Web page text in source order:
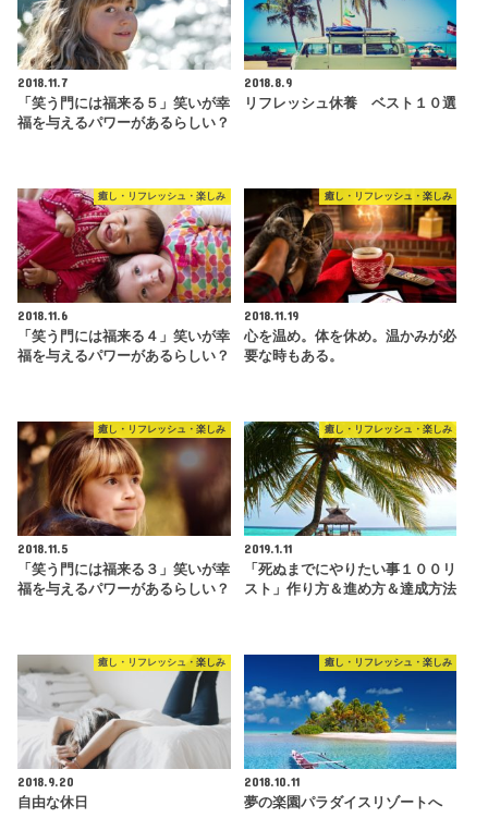
2018.11.7
「笑う門には福来る５」笑いが幸
福を与えるパワーがあるらしい？
2018.8.9
リフレッシュ休養 ベスト１０選
癒し・リフレッシュ・楽しみ
2018.11.6
「笑う門には福来る４」笑いが幸
福を与えるパワーがあるらしい？
癒し・リフレッシュ・楽しみ
2018.11.19
心を温め。体を休め。温かみが必
要な時もある。
癒し・リフレッシュ・楽しみ
2018.11.5
「笑う門には福来る３」笑いが幸
福を与えるパワーがあるらしい？
癒し・リフレッシュ・楽しみ
2019.1.11
「死ぬまでにやりたい事１００リ
スト」作り方＆進め方＆達成方法
癒し・リフレッシュ・楽しみ
2018.9.20
自由な休日
癒し・リフレッシュ・楽しみ
2018.10.11
夢の楽園パラダイスリゾートへ